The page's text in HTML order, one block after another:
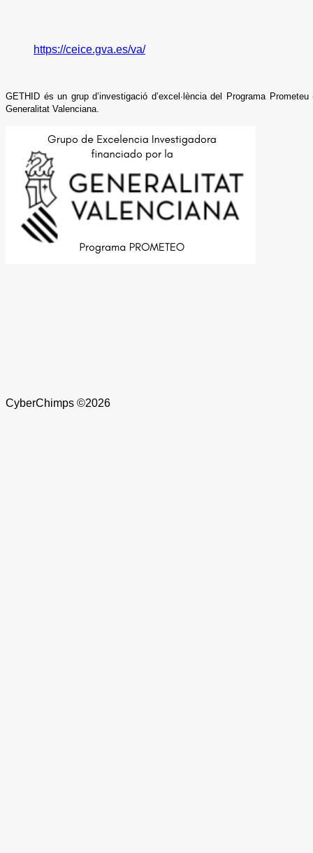
https://ceice.gva.es/va/
GETHID és un grup d’investigació d’excel·lència del Programa
Generalitat Valenciana.
CyberChimps ©2026